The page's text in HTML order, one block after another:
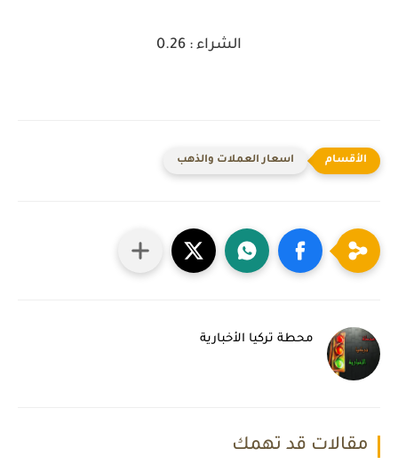
الشراء : 0.26
اسعار العملات والذهب
محطة تركيا الأخبارية
مقالات قد تهمك